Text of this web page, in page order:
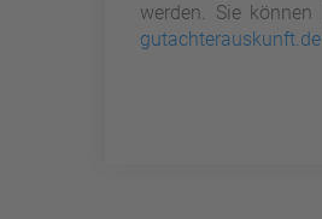
werden. Sie
gutachterauskunft.de